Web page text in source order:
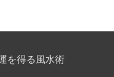
を得る風水術